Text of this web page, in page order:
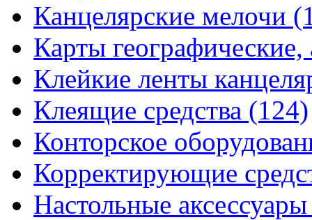
Канцелярские мелочи
Карты
Клейкие ленты
Клеящие средства (124)
Конторское
Корректирующие
Настольные